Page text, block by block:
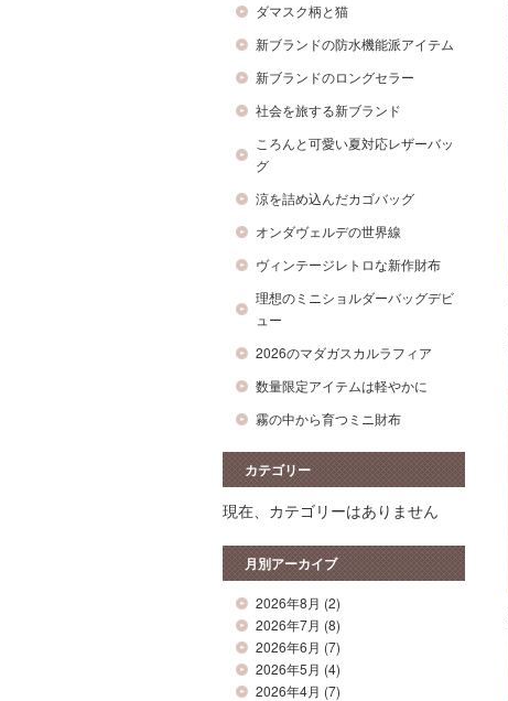
ダマスク柄と猫
新ブランドの防水機能派アイテム
新ブランドのロングセラー
社会を旅する新ブランド
ころんと可愛い夏対応レザーバッ
グ
涼を詰め込んだカゴバッグ
オンダヴェルデの世界線
ヴィンテージレトロな新作財布
理想のミニショルダーバッグデビ
ュー
2026のマダガスカルラフィア
数量限定アイテムは軽やかに
霧の中から育つミニ財布
カテゴリー
現在、カテゴリーはありません
月別アーカイブ
2026年8月 (2)
2026年7月 (8)
2026年6月 (7)
2026年5月 (4)
2026年4月 (7)